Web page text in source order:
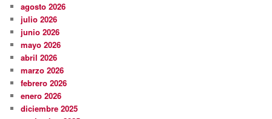
agosto 2026
julio 2026
junio 2026
mayo 2026
abril 2026
marzo 2026
febrero 2026
enero 2026
diciembre 2025